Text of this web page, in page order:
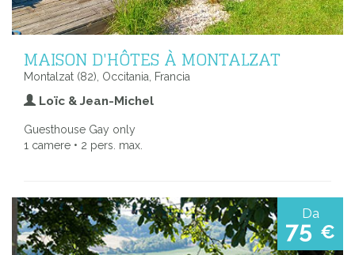
MAISON D'HÔTES À MONTALZAT
Montalzat (82), Occitania, Francia
Loïc & Jean-Michel
Guesthouse Gay only
1 camere • 2 pers. max.
Da
75 €